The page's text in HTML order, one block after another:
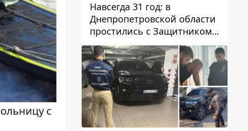
с
Навсегда 31 год: в
Днепропетровской области
простились с Защитником
Александром Репиным